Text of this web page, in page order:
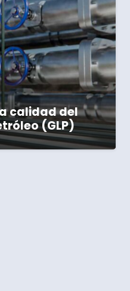
calidad del
(GLP)